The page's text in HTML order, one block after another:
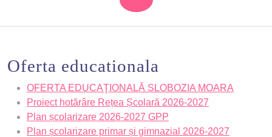
Oferta educationala
OFERTA EDUCAŢIONALĂ SLOBOZIA MOARA
Proiect hotărâre Rețea Școlară 2026-2027
Plan școlarizare 2026-2027 GPP
Plan școlarizare primar și gimnazial 2026-2027